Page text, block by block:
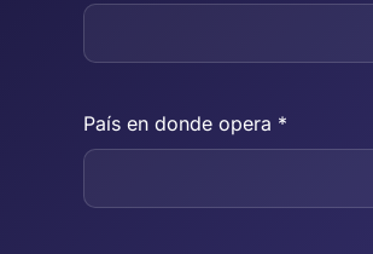
País en donde opera *